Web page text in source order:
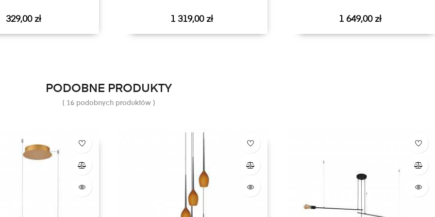
Cena
329,00 zł Cena
1 319,00 zł Cena
1 649,00 zł
PODOBNE PRODUKTY
( 16 podobnych produktów )